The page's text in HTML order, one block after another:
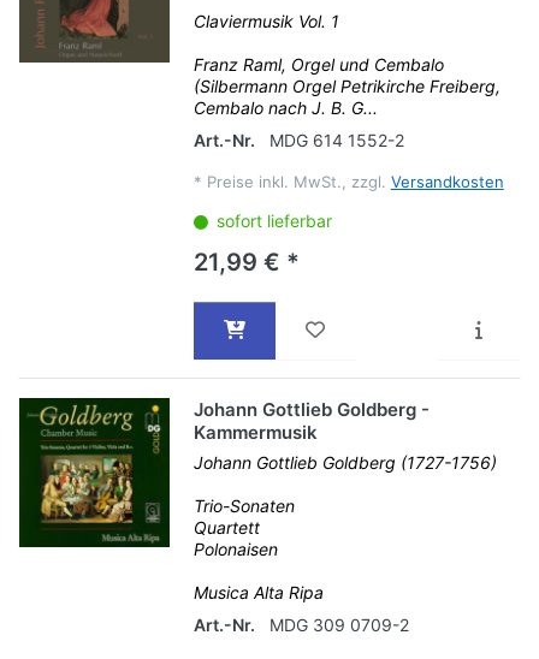
Claviermusik Vol. 1
Franz Raml, Orgel und Cembalo
(Silbermann Orgel Petrikirche Freiberg,
Cembalo nach J. B. G...
Art.-Nr.
MDG 614 1552-2
* Preise inkl. MwSt., zzgl. Versandkosten
sofort lieferbar
21,99 € *
Johann Gottlieb Goldberg -
Kammermusik
Johann Gottlieb Goldberg (1727-1756)
Trio-Sonaten
Quartett
Polonaisen
Musica Alta Ripa
Art.-Nr.
MDG 309 0709-2